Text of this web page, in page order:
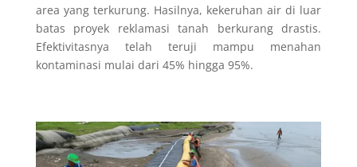
area yang terkurung. Hasilnya, kekeruhan air di luar
batas proyek reklamasi tanah berkurang drastis.
Efektivitasnya telah teruji mampu menahan
kontaminasi mulai dari 45% hingga 95%.